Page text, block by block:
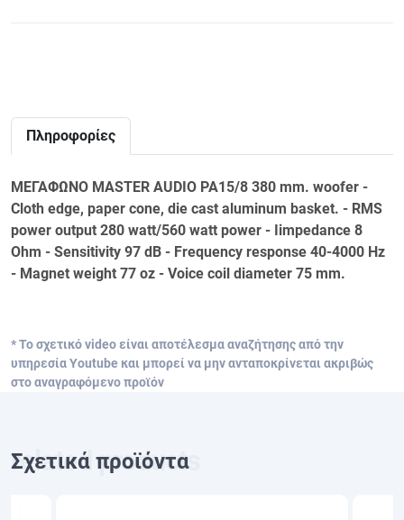
Πληροφορίες
ΜΕΓΑΦΩΝΟ MASTER AUDIO PA15/8 380 mm. woofer -
Cloth edge, paper cone, die cast aluminum basket. - RMS
power output 280 watt/560 watt power - Iimpedance 8
Ohm - Sensitivity 97 dB - Frequency response 40-4000 Hz
- Magnet weight 77 oz - Voice coil diameter 75 mm.
* Το σχετικό video είναι αποτέλεσμα αναζήτησης από την
υπηρεσία Youtube και μπορεί να μην ανταποκρίνεται ακριβώς
στο αναγραφόμενο προϊόν
Σχετικά προϊόντα